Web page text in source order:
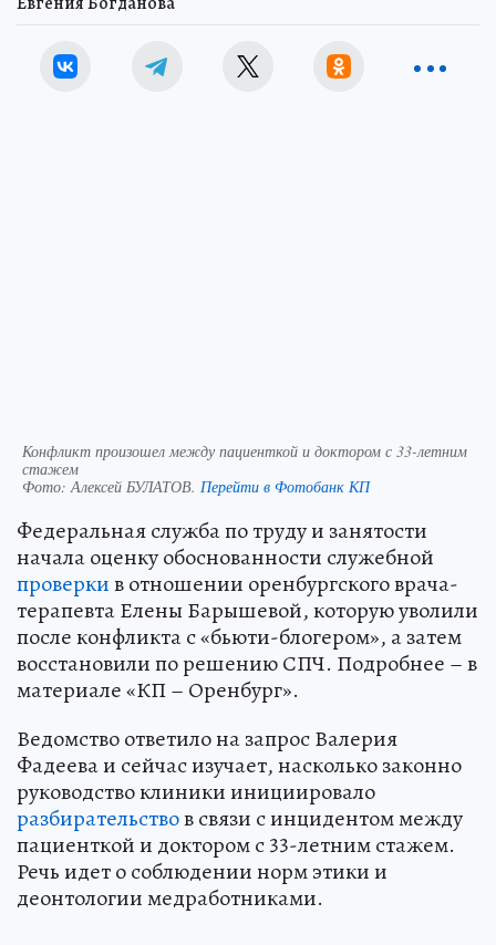
Конфликт произошел между пациенткой и доктором с 33-летним
стажем
Фото:Алексей БУЛАТОВ. Перейти в Фотобанк КП
Федеральная служба по труду и занятости
начала оценку обоснованности служебной
проверкив отношении оренбургского врача-
терапевта Елены Барышевой, которую уволили
после конфликта с «бьюти-блогером», а затем
восстановили по решению СПЧ. Подробнее – в
материале «КП – Оренбург».
Ведомство ответило на запрос Валерия
Фадеева и сейчас изучает, насколько законно
руководство клиники инициировало
разбирательствов связи с инцидентом между
пациенткой и доктором с 33-летним стажем.
Речь идет о соблюдении норм этики и
деонтологии медработниками.